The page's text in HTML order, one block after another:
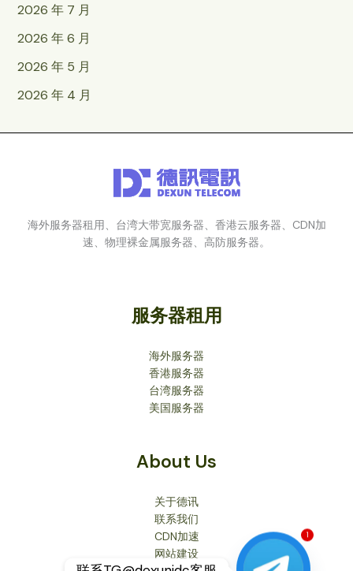
2026 年 7 月
2026 年 6 月
2026 年 5 月
2026 年 4 月
海外服务器租用、台湾大带宽服务器、香港云服务器、CDN加
速、物理裸金属服务器、高防服务器。
服务器租用
海外服务器
香港服务器
台湾服务器
美国服务器
About Us
关于德讯
联系我们
CDN加速
网站建设
1